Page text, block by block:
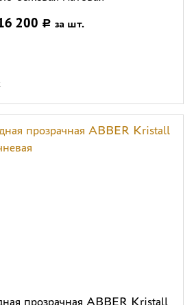
200 Р за шт.
прозрачная ABBER Kristall